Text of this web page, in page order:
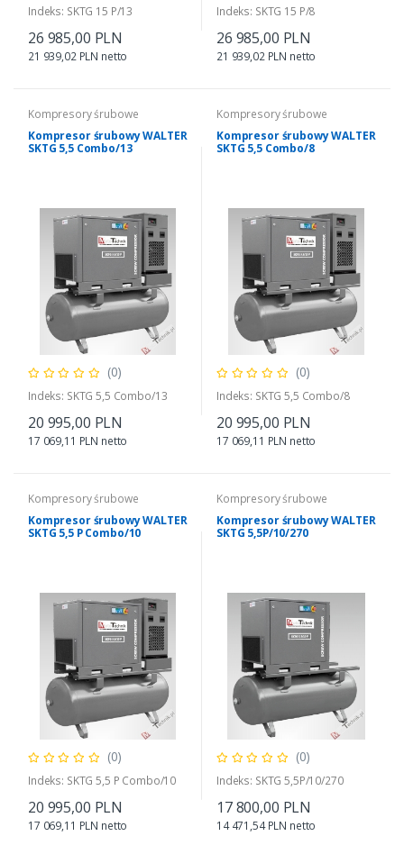
Indeks: SKTG 15 P/13
26 985,00 PLN
21 939,02 PLN netto
Indeks: SKTG 15 P/8
26 985,00 PLN
21 939,02 PLN netto
Kompresory śrubowe
Kompresor śrubowy WALTER
SKTG 5,5 Combo/13
(0)
Indeks: SKTG 5,5 Combo/13
20 995,00 PLN
17 069,11 PLN netto
Kompresory śrubowe
Kompresor śrubowy WALTER
SKTG 5,5 Combo/8
(0)
Indeks: SKTG 5,5 Combo/8
20 995,00 PLN
17 069,11 PLN netto
Kompresory śrubowe
Kompresor śrubowy WALTER
SKTG 5,5 P Combo/10
(0)
Indeks: SKTG 5,5 P Combo/10
20 995,00 PLN
17 069,11 PLN netto
Kompresory śrubowe
Kompresor śrubowy WALTER
SKTG 5,5P/10/270
(0)
Indeks: SKTG 5,5P/10/270
17 800,00 PLN
14 471,54 PLN netto